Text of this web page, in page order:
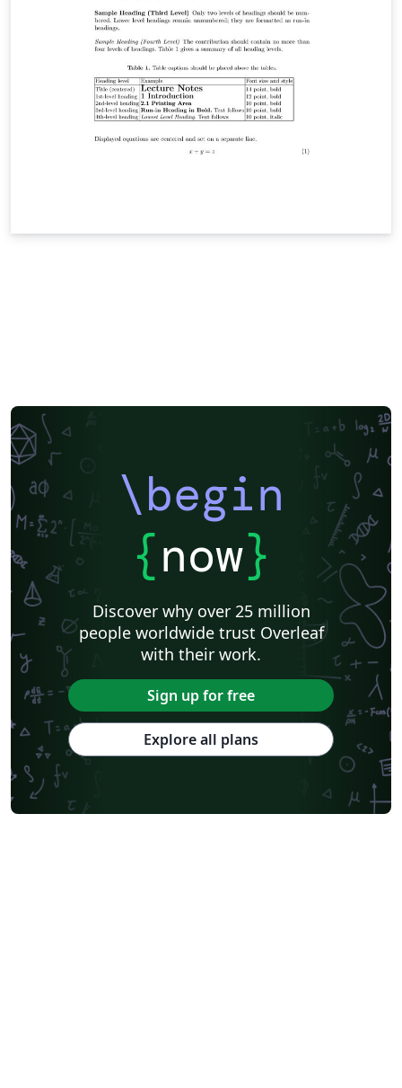
\begin
{now}
Discover why over 25 million
people worldwide trust Overleaf
with their work.
Sign up for free
Explore all plans